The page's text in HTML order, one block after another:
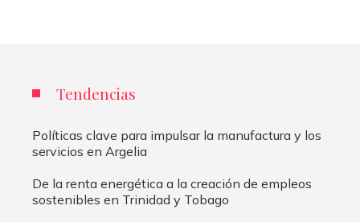
Tendencias
Políticas clave para impulsar la manufactura y los
servicios en Argelia
De la renta energética a la creación de empleos
sostenibles en Trinidad y Tobago